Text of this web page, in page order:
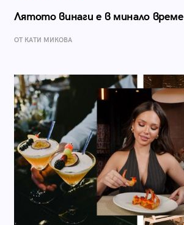
Лятото винаги е в минало време
ОТ КАТИ МИКОВА